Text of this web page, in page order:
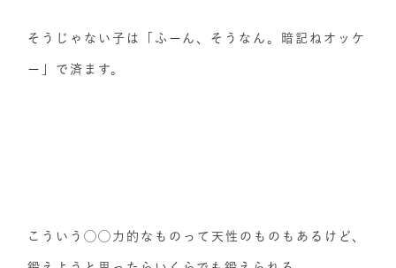
そうじゃない子は「ふーん、そうなん。暗記ねオッケ
ー」で済ます。
こういう◯◯力的なものって天性のものもあるけど、